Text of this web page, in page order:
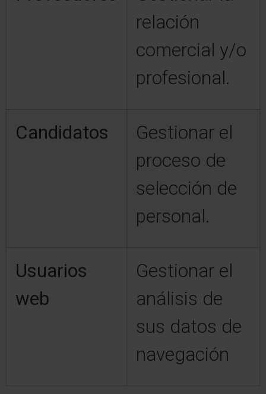
relación
comercial y/o
profesional.
Candidatos
Gestionar el
proceso de
selección de
personal.
Usuarios
web
Gestionar el
análisis de
sus datos de
navegación